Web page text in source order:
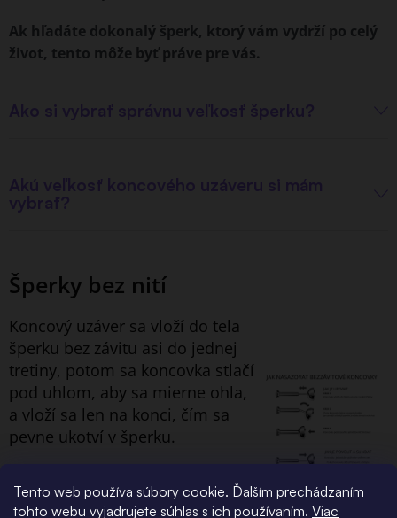
Tento web používa súbory cookie. Ďalším prechádzaním
tohto webu vyjadrujete súhlas s ich používaním. Viac
Ak hľadáte dokonalý šperk, ktorý vám vydrží po celý
život, tento môže byť práve pre vás.
Šperky bez nití
Koncový uzáver sa vloží do tela
šperku bez závitu asi do jednej
tretiny, potom sa koncovka stlačí
pod uhlom, aby sa mierne ohla,
a vloží sa len na konci, čím sa
pevne ukotví v šperku.
jednoducho ňou pri vyťahovaní